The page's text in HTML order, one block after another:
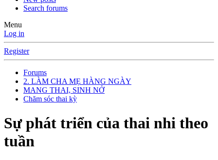
Search forums
Menu
Log in
Register
Forums
2. LÀM CHA MẸ HÀNG NGÀY
MANG THAI, SINH NỞ
Chăm sóc thai kỳ
Sự phát triển của thai nhi theo
tuần